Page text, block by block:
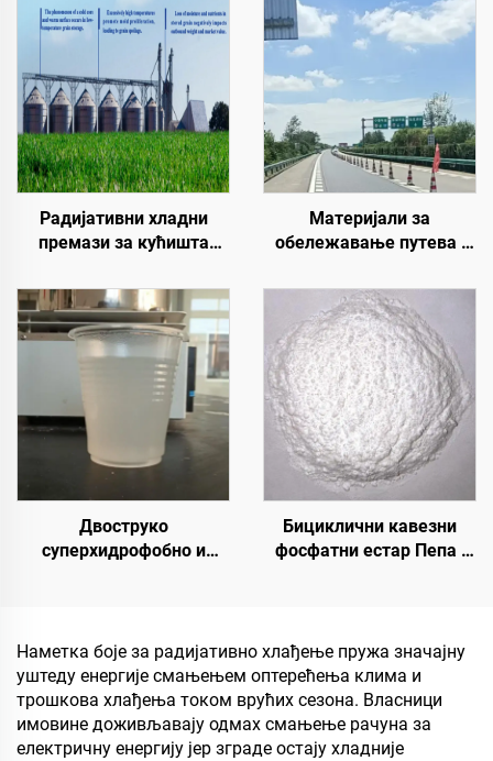
Радијативни хладни
премази за кућишта
кабинета, зграда
фабрике плоча од
бојевог челика,
резервоар за
складиштење житарица,
резервоар за
складиштење уља
Материјали за
обележавање путева |
саобраћајних линија и
знакова за асфалтне и
бетонске коловозе
Двоструко
суперхидрофобно и
премазима или у другим
сценаријама који
захтевају хидрофобна и
олеофобна својства
Бициклични кавезни
фосфатни естар Пепа |
ЕВА материјала
Наметка боје за радијативно хлађење пружа значајну
уштеду енергије смањењем оптерећења клима и
трошкова хлађења током врућих сезона. Власници
имовине доживљавају одмах смањење рачуна за
електричну енергију јер зграде остају хладније